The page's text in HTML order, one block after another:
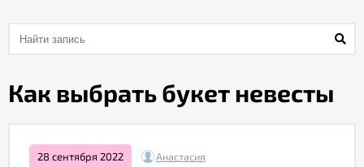
Как
Как выбрать букет невесты
28 сентября 2022 Анастасия